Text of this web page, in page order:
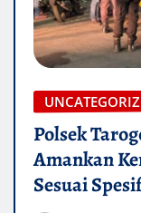
Polsek
Amankan
Sesuai